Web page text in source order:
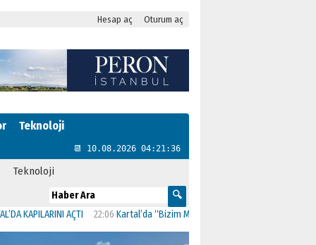
Hesap aç Oturum aç
Teknoloji
📆 10.08.2026 04:21:37
Teknoloji
AÇTI 22:06Kartal’da “Bizim Mahalle Güçlü Toplum” Projesi Hayata